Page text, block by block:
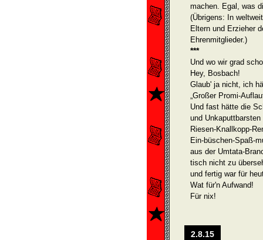
machen. Egal, was
(Übrigens: In
Eltern und Erzieher
Ehrenmit­glieder.)
***
Und wo wir grad
Hey, Bosbach!
Glaub' ja nicht, ich
„Großer Promi-
Und fast hätte die
und
Riesen-Knallkopp-
Ein-büschen-Spaß-
aus der Umtata-
tisch nicht zu
und fertig war für
Wat für'n Aufwand!
Für nix!
2.8.15